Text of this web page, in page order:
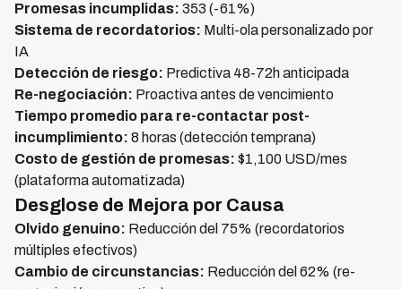
Promesas incumplidas: 353 (-61%)
Sistema de recordatorios: Multi-ola personalizado por
IA
Detección de riesgo: Predictiva 48-72h anticipada
Re-negociación: Proactiva antes de vencimiento
Tiempo promedio para re-contactar post-
incumplimiento: 8 horas (detección temprana)
Costo de gestión de promesas: $1,100 USD/mes
(plataforma automatizada)
Desglose de Mejora por Causa
Olvido genuino: Reducción del 75% (recordatorios
múltiples efectivos)
Cambio de circunstancias: Reducción del 62% (re-